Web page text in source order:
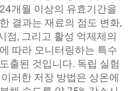
개월 이상의 유효기간을
결과는 재료의 점도 변화,
점, 그리고 활성 억제제의
따라 모니터링하는 특수
출된 것입니다. 독립 실험
러한 저장 방법은 상온에